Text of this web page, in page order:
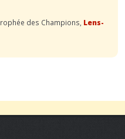
des Champions, Lens-